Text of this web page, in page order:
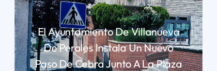
El Ayuntamiento De Villanueva
De Perales Instala Un Nuevo
Paso De Cebra Junto A La Plaza